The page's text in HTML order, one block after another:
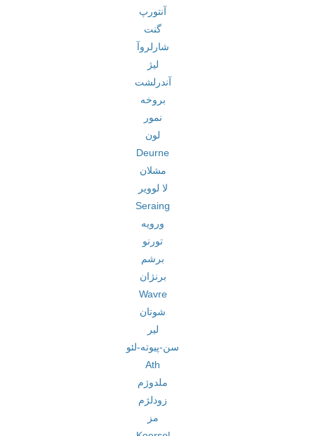
آنتورپ
گنت
شارلروآ
لیژ
آندرلشت
بروخه
نمور
لون
Deurne
مشلان
لا لوویر
Seraing
ورویه
تورنو
برشم
برنژان
Wavre
شوتان
لیر
سن-پیوته-لئو
Ath
ملدوژم
زودلژم
مز